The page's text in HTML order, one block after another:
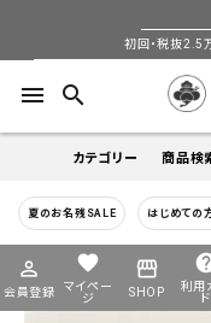
初回・税抜2.5
menu search
カテゴリー
着物
帯
商品検
キーワードから探す
夏のお名残SALE はじめての
perm_identity
会員登録
favorite
マイペー
ジ
storefront
SHOP
利用
ド